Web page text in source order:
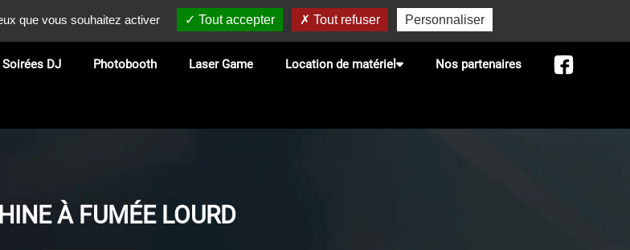
que vous souhaitez activer
Tout accepter Tout refuser Personnaliser
Soirées DJ Photobooth Laser Game Location de matériel Nos partenaires
À FUMÉE LOURD